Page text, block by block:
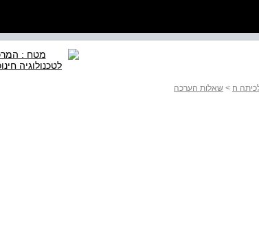
ח > שאלות הערכה